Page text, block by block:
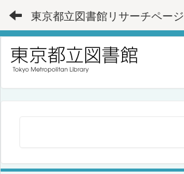
東京都立図書館リサーチページ